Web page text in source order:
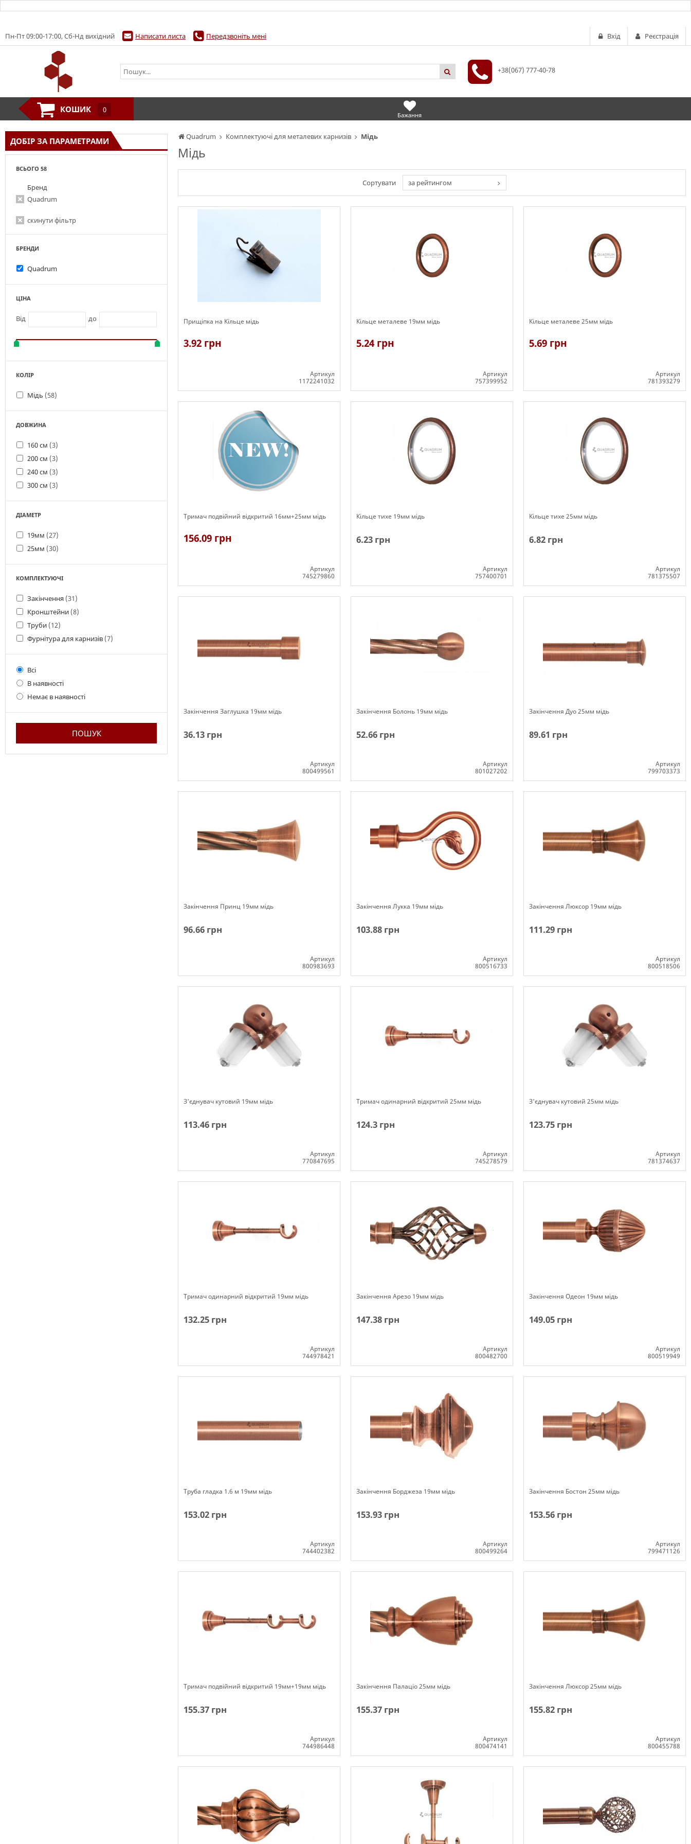
ДОБІР ЗА ПАРАМЕТРАМИ
ВСЬОГО 58
Бренд
Quadrum
скинути фільтр
БРЕНДИ
Quadrum
ЦІНА
Від до
КОЛІР
Мідь (58)
ДОВЖИНА
160 см (3)
200 см (3)
240 см (3)
300 см (3)
ДІАМЕТР
19мм (27)
25мм (30)
КОМПЛЕКТУЮЧІ
Закінчення (31)
Кронштейни (8)
Труби (12)
Фурнітура для карнизів (7)
Всі
В наявності
Немає в наявності
Quadrum Комплектуючі для металевих карнизів Мідь
Мідь
Сортувати за рейтингом
Прищіпка на Кільце мідь
3.92 грн
Артикул
1172241032
Кільце металеве 19мм мідь
5.24 грн
Артикул
757399952
Кільце металеве 25мм мідь
5.69 грн
Артикул
781393279
Тримач подвійний відкритий 16мм+25мм мідь
156.09 грн
Артикул
745279860
Кільце тихе 19мм мідь
6.23 грн
Артикул
757400701
Кільце тихе 25мм мідь
6.82 грн
Артикул
781375507
Закінчення Заглушка 19мм мідь
36.13 грн
Артикул
800499561
Закінчення Болонь 19мм мідь
52.66 грн
Артикул
801027202
Закінчення Дуо 25мм мідь
89.61 грн
Артикул
799703373
Закінчення Принц 19мм мідь
96.66 грн
Артикул
800983693
Закінчення Лукка 19мм мідь
103.88 грн
Артикул
800516733
Закінчення Люксор 19мм мідь
111.29 грн
Артикул
800518506
З'єднувач кутовий 19мм мідь
113.46 грн
Артикул
770847695
Тримач одинарний відкритий 25мм мідь
124.3 грн
Артикул
745278579
З'єднувач кутовий 25мм мідь
123.75 грн
Артикул
781374637
Тримач одинарний відкритий 19мм мідь
132.25 грн
Артикул
744978421
Закінчення Арезо 19мм мідь
147.38 грн
Артикул
800482700
Закінчення Одеон 19мм мідь
149.05 грн
Артикул
800519949
Труба гладка 1.6 м 19мм мідь
153.02 грн
Артикул
744402382
Закінчення Борджеза 19мм мідь
153.93 грн
Артикул
800499264
Закінчення Бостон 25мм мідь
153.56 грн
Артикул
799471126
Тримач подвійний відкритий 19мм+19мм мідь
155.37 грн
Артикул
744986448
Закінчення Палаціо 25мм мідь
155.37 грн
Артикул
800474141
Закінчення Люксор 25мм мідь
155.82 грн
Артикул
800455788
Пн-Пт 09:00-17:00, Сб-Нд вихідний Написати листа Передзвоніть мені Вхід Реєстрація
+38(067) 777-40-78
КОШИК 0
Бажання